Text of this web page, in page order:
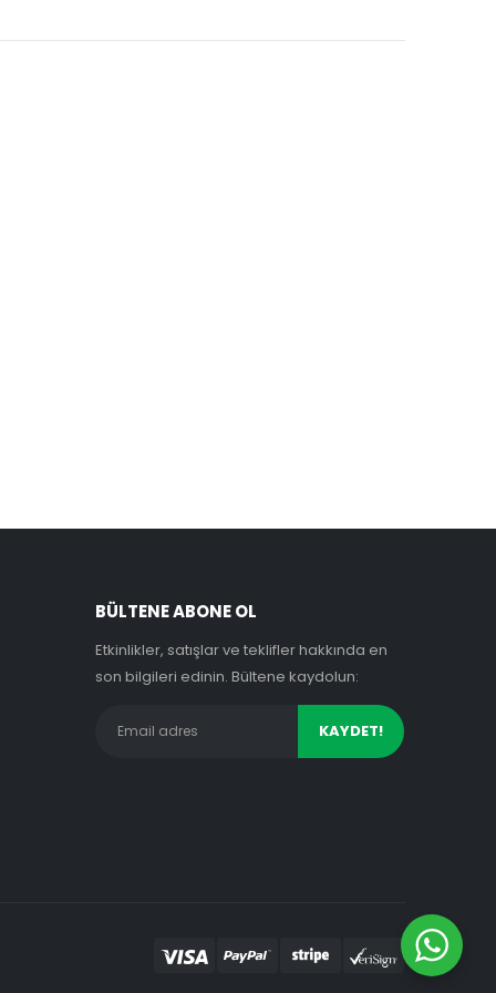
BÜLTENE ABONE OL
Etkinlikler, satışlar ve teklifler hakkında en
son bilgileri edinin. Bültene kaydolun: